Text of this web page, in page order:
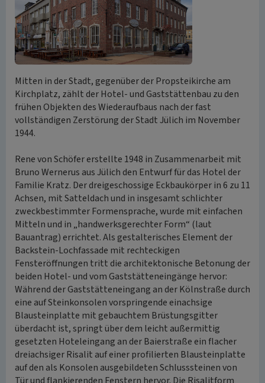
Mitten in der Stadt, gegenüber der Propsteikirche am
Kirchplatz, zählt der Hotel- und Gaststättenbau zu den
frühen Objekten des Wiederaufbaus nach der fast
vollständigen Zerstörung der Stadt Jülich im November
1944.
Rene von Schöfer erstellte 1948 in Zusammenarbeit mit
Bruno Wernerus aus Jülich den Entwurf für das Hotel der
Familie Kratz. Der dreigeschossige Eckbaukörper in 6 zu 11
Achsen, mit Satteldach und in insgesamt schlichter
zweckbestimmter Formensprache, wurde mit einfachen
Mitteln und in „handwerksgerechter Form“ (laut
Bauantrag) errichtet. Als gestalterisches Element der
Backstein-Lochfassade mit rechteckigen
Fensteröffnungen tritt die architektonische Betonung der
beiden Hotel- und vom Gaststätteneingänge hervor:
Während der Gaststätteneingang an der Kölnstraße durch
eine auf Steinkonsolen vorspringende einachsige
Blausteinplatte mit gebauchtem Brüstungsgitter
überdacht ist, springt über dem leicht außermittig
gesetzten Hoteleingang an der Baierstraße ein flacher
dreiachsiger Risalit auf einer profilierten Blausteinplatte
auf den als Konsolen ausgebildeten Schlusssteinen von